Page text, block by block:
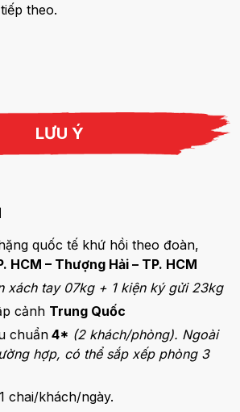
theo.
LƯU Ý
quốc tế khứ hồi theo đoàn,
HCM – Thượng Hải – TP. HCM
xách tay 07kg + 1 kiện ký gửi 23kg
cảnh Trung Quốc
chuẩn4* (2 khách/phòng). Ngoài
hợp, có thể sắp xếp phòng 3
chai/khách/ngày.